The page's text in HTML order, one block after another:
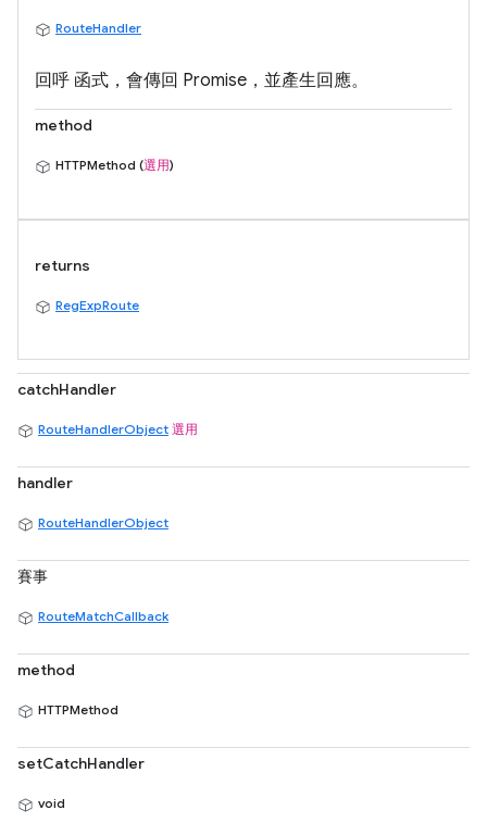
RouteHandler
回呼 函式，會傳回 Promise，並產生回應。
method
HTTPMethod (選用)
returns
RegExpRoute
catchHandler
RouteHandlerObject 選用
handler
RouteHandlerObject
賽事
RouteMatchCallback
method
HTTPMethod
setCatchHandler
void